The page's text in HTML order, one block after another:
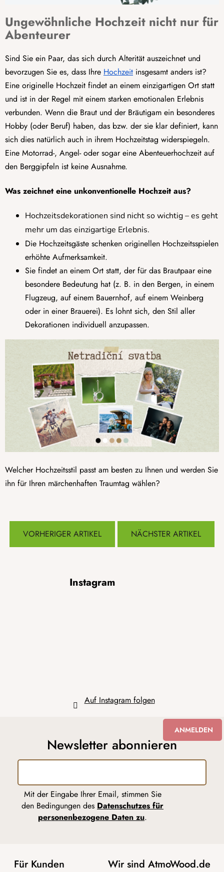
Ungewöhnliche Hochzeit nicht nur für
Abenteurer
Sind Sie ein Paar, das sich durch Alterität auszeichnet und
bevorzugen Sie es, dass Ihre Hochzeit insgesamt anders ist?
Eine originelle Hochzeit findet an einem einzigartigen Ort statt
und ist in der Regel mit einem starken emotionalen Erlebnis
verbunden. Wenn die Braut und der Bräutigam ein besonderes
Hobby (oder Beruf) haben, das bzw. der sie klar definiert, kann
sich dies natürlich auch in ihrem Hochzeitstag widerspiegeln.
Eine Motorrad-, Angel- oder sogar eine Abenteuerhochzeit auf
den Berggipfeln ist keine Ausnahme.
Was zeichnet eine unkonventionelle Hochzeit aus?
Hochzeitsdekorationen sind nicht so wichtig – es geht
mehr um das einzigartige Erlebnis.
Die Hochzeitsgäste schenken originellen Hochzeitsspielen
erhöhte Aufmerksamkeit.
Sie findet an einem Ort statt, der für das Brautpaar eine
besondere Bedeutung hat (z. B. in den Bergen, in einem
Flugzeug, auf einem Bauernhof, auf einem Weinberg
oder in einer Brauerei). Es lohnt sich, den Stil aller
Dekorationen individuell anzupassen.
Welcher Hochzeitsstil passt am besten zu Ihnen und werden Sie
ihn für Ihren märchenhaften Traumtag wählen?
VORHERIGER ARTIKEL NÄCHSTER ARTIKEL
Instagram
Auf Instagram folgen
Newsletter abonnieren
Mit der Eingabe Ihrer Email, stimmen Sie
den Bedingungen des Datenschutzes für
personenbezogene Daten zu.
ANMELDEN
Für Kunden Wir sind AtmoWood.de